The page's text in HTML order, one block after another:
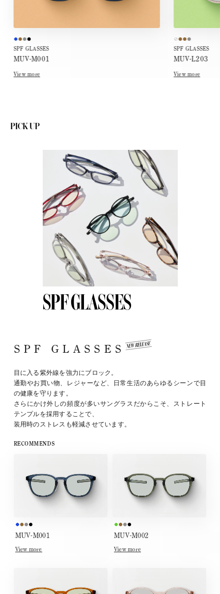
SPF GLASSES
MUV-M001
View more
SPF GLASSES
MUV-L203
View more
PICK UP
SPF GLASSES
SPF GLASSES
目に入る紫外線を強力にブロック。
通勤やお買い物、レジャーなど、日常生活のあらゆるシーンで目
の健康を守ります。
さらにかけ外しの頻度が多いサングラスだからこそ、ストレート
テンプルを採用することで、
装用時のストレスも軽減させています。
RECOMMENDS
MUV-M001
View more
MUV-M002
View more